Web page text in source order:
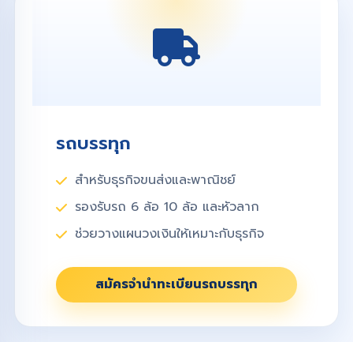
รถบรรทุก
สำหรับธุรกิจขนส่งและพาณิชย์
รองรับรถ 6 ล้อ 10 ล้อ และหัวลาก
ช่วยวางแผนวงเงินให้เหมาะกับธุรกิจ
สมัครจำนำทะเบียนรถบรรทุก